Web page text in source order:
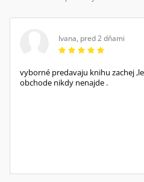
Ivana, pred 2 dňami
vyborné predavaju knihu zachej
obchode nikdy nenajde .